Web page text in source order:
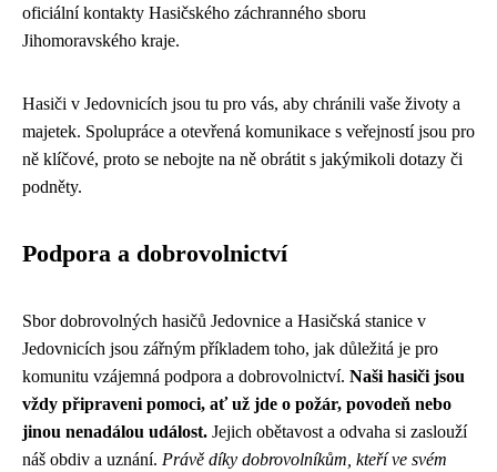
oficiální kontakty Hasičského záchranného sboru
Jihomoravského kraje.
Hasiči v Jedovnicích jsou tu pro vás, aby chránili vaše životy a
majetek. Spolupráce a otevřená komunikace s veřejností jsou pro
ně klíčové, proto se nebojte na ně obrátit s jakýmikoli dotazy či
podněty.
Podpora a dobrovolnictví
Sbor dobrovolných hasičů Jedovnice a Hasičská stanice v
Jedovnicích jsou zářným příkladem toho, jak důležitá je pro
komunitu vzájemná podpora a dobrovolnictví. Naši hasiči jsou
vždy připraveni pomoci, ať už jde o požár, povodeň nebo
jinou nenadálou událost. Jejich obětavost a odvaha si zaslouží
náš obdiv a uznání. Právě díky dobrovolníkům, kteří ve svém